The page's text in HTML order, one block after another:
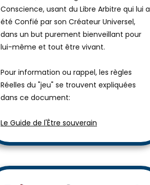
Conscience, usant du Libre Arbitre qui lui a
été Confié par son Créateur Universel,
dans un but purement bienveillant pour
lui-même et tout être vivant.
Pour information ou rappel, les règles
Réelles du "jeu" se trouvent expliquées
dans ce document:
Le Guide de l'Être souverain